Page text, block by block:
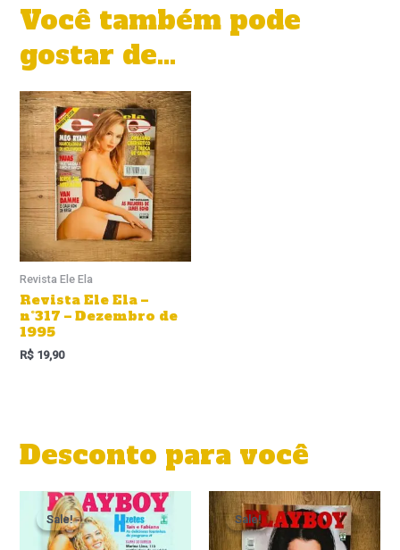
Você também pode
gostar de…
Revista Ele Ela
Revista Ele Ela –
n°317 – Dezembro de
1995
R$ 19,90
Desconto para você
Sale!
Sale! Sale!
Sale!
O
preço
original
era:
O
preço
atual
é: